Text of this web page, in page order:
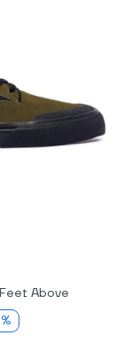
Above